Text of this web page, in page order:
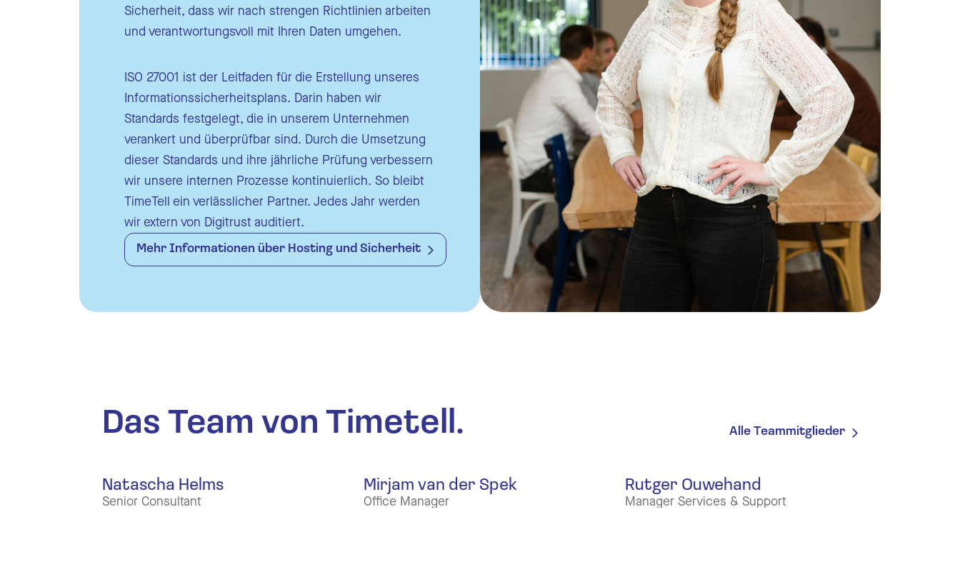
Sicherheit, dass wir nach strengen Richtlinien arbeiten
und verantwortungsvoll mit Ihren Daten umgehen.
ISO 27001 ist der Leitfaden für die Erstellung unseres
Informationssicherheitsplans. Darin haben wir
Standards festgelegt, die in unserem Unternehmen
verankert und überprüfbar sind. Durch die Umsetzung
dieser Standards und ihre jährliche Prüfung verbessern
wir unsere internen Prozesse kontinuierlich. So bleibt
TimeTell ein verlässlicher Partner. Jedes Jahr werden
wir extern von Digitrust auditiert.
Mehr Informationen über Hosting und Sicherheit
Das Team von Timetell. Alle Teammitglieder
Natascha Helms
Senior Consultant
Mirjam van der Spek
Office Manager
Rutger Ouwehand
Manager Services & Support